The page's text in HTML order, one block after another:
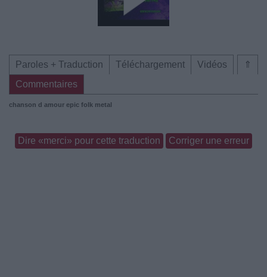
⇑
Paroles + Traduction Téléchargement
Vidéos
Commentaires
chanson d amour epic folk metal
Dire «merci» pour cette traduction Corriger une erreur